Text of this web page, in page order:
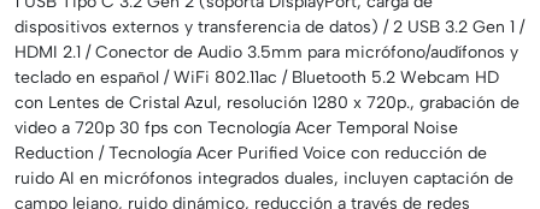
dispositivos externos y transferencia de datos) / 2 USB 3.2 Gen 1 /
HDMI 2.1 / Conector de Audio 3.5mm para micrófono/audífonos y
teclado en español / WiFi 802.11ac / Bluetooth 5.2 Webcam HD
con Lentes de Cristal Azul, resolución 1280 x 720p., grabación de
video a 720p 30 fps con Tecnología Acer Temporal Noise
Reduction / Tecnología Acer Purified Voice con reducción de
ruido AI en micrófonos integrados duales, incluyen captación de
campo lejano, ruido dinámico, reducción a través de redes